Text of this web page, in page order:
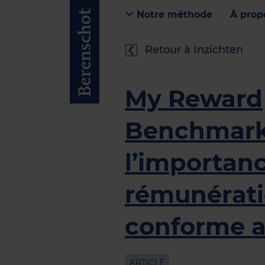
Notre méthode À
Retour à Inzichten
My Reward
conforme
ARTICLE